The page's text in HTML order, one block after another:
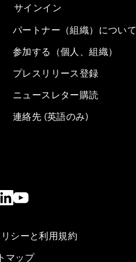
サインイン
パートナー（組織）につい
参加する（個人、組織）
プレスリリース登録
ニュースレター購読
連絡先 (英語のみ)
シーと利用規約
マップ